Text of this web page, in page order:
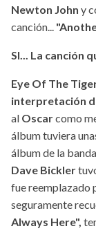
Newton John y
canción...
SI... La canción
Eye Of The
interpretación
al Oscarcomo
álbum tuviera
álbum de la
Dave Bickler
fue reemplazado
seguramente
Always Here",